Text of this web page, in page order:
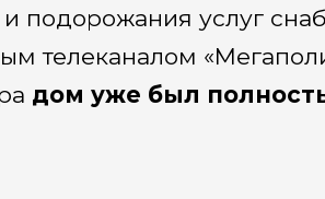
и подорожания услуг
телеканалом
дом уже был